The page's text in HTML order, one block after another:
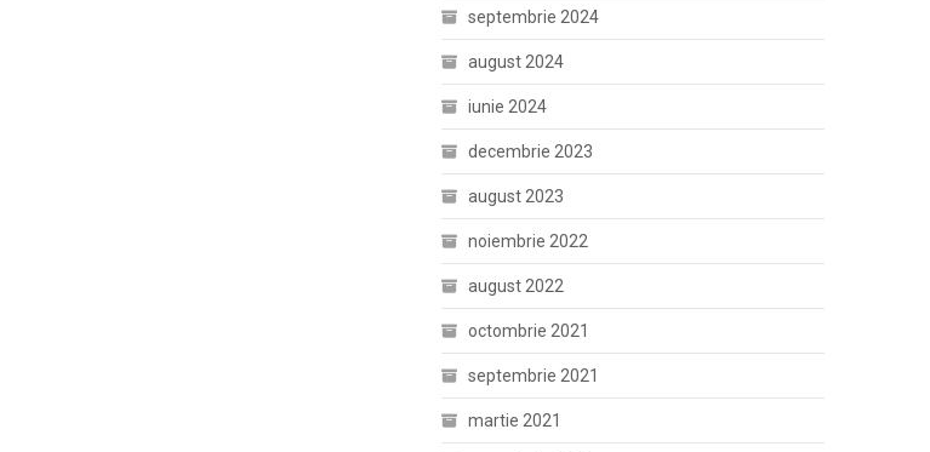
septembrie 2024
august 2024
iunie 2024
decembrie 2023
august 2023
noiembrie 2022
august 2022
octombrie 2021
septembrie 2021
martie 2021